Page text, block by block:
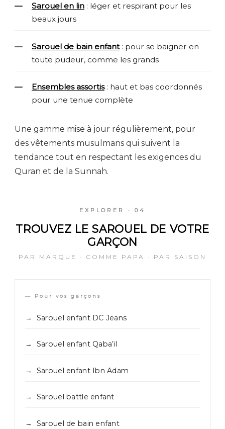
Sarouel en lin : léger et respirant pour les
beaux jours
Sarouel de bain enfant: pour se baigner en
toute pudeur, comme les grands
Ensembles assortis: haut et bas coordonnés
pour une tenue complète
Une gamme mise à jour régulièrement, pour
des vêtements musulmans qui suivent la
tendance tout en respectant les exigences du
Quran et de la Sunnah.
EXPLORER · 04
TROUVEZ LE SAROUEL DE VOTRE
GARÇON
PAR MARQUE · COMME PAPA · PAR SAISON
— Pour vos garçons
Sarouel enfant DC Jeans
Sarouel enfant Qaba’il
Sarouel enfant Ibn Adam
Sarouel battle enfant
Sarouel de bain enfant